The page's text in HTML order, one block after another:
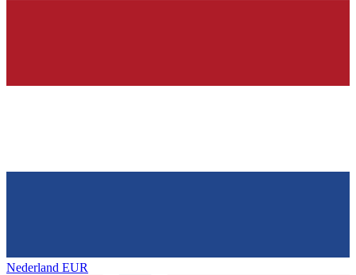
Nederland EUR